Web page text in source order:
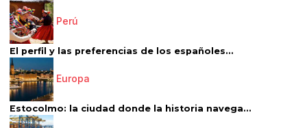
Perú
El perfil y las preferencias de los españoles...
Europa
Estocolmo: la ciudad donde la historia navega...